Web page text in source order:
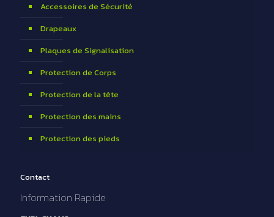
Accessoires de Sécurité
Drapeaux
Plaques de Signalisation
Protection de Corps
Protection de la tête
Protection des mains
Protection des pieds
Contact
Information Rapide